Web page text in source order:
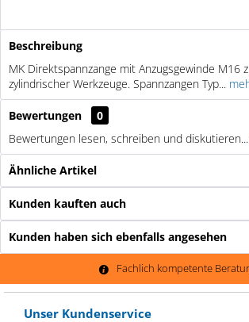
Beschreibung
MK Direktspannzange mit Anzugsgewinde M16
zylindrischer Werkzeuge. Spannzangen Typ...
Bewertungen
0
Bewertungen lesen, schreiben und diskutieren...
Ähnliche Artikel
Kunden kauften auch
Kunden haben sich ebenfalls angesehen
Fachlich kompetente
Unser Kundenservice